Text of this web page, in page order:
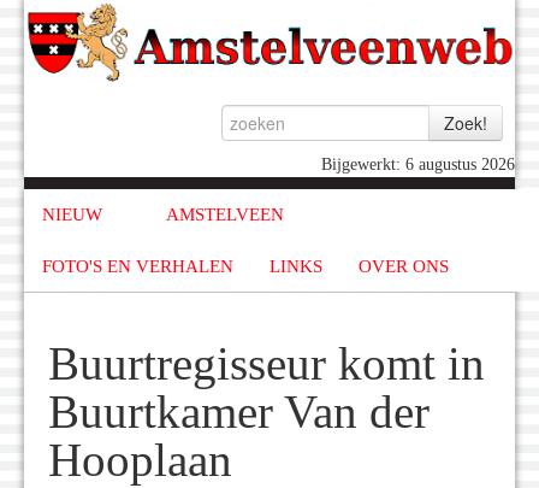
Bijgewerkt: 6 augustus 2026
NIEUW AMSTELVEEN
FOTO'S EN VERHALEN LINKS OVER ONS
Buurtregisseur komt in
Buurtkamer Van der
Hooplaan